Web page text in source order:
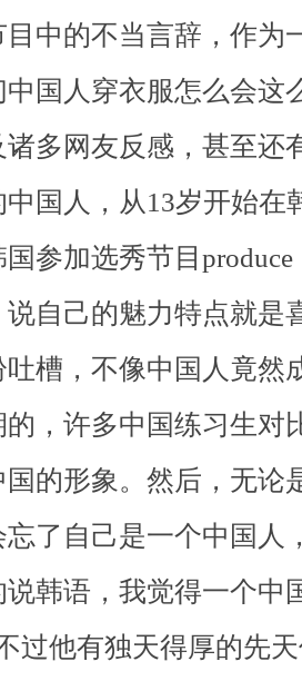
目中的不当言辞，作为
中国人穿衣服怎么会这
诸多网友反感，甚至还
中国人，从13岁开始在
国参加选秀节目
说自己的魅力特点就是
吐槽，不像中国人竟然
的，许多中国练习生
国的形象。然后，无论
忘了自己是一个中国人
说韩语，我觉得一个中
他有独天得厚的先天